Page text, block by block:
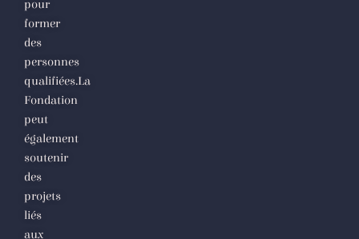
pour
former
des
personnes
qualifiées.La
Fondation
peut
également
soutenir
des
projets
liés
aux